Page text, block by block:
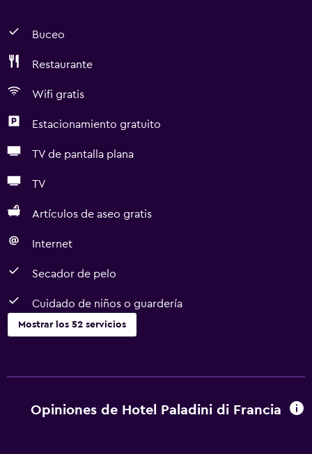
Buceo
Restaurante
Wifi gratis
Estacionamiento gratuito
TV de pantalla plana
TV
Artículos de aseo gratis
Internet
Secador de pelo
Cuidado de niños o guardería
Mostrar los 52 servicios
Wifi gratis
Opiniones de Hotel Paladini di Francia